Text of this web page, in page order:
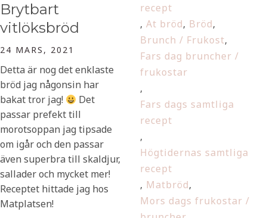
Brytbart
vitlöksbröd
24 MARS, 2021
Detta är nog det enklaste
bröd jag någonsin har
bakat tror jag!
Det
passar prefekt till
morotsoppan jag tipsade
om igår och den passar
även superbra till skaldjur,
sallader och mycket mer!
Receptet hittade jag hos
Matplatsen!
recept
,At bröd, Bröd,
Brunch / Frukost,
Fars dag bruncher /
frukostar
,
Fars dags samtliga
recept
,
Högtidernas samtliga
recept
, Matbröd,
Mors dags frukostar /